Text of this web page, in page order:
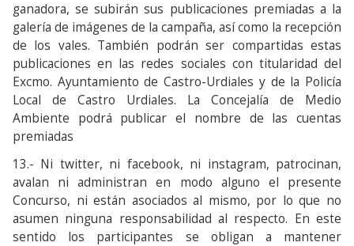
ganadora, se subirán sus publicaciones premiadas a la
galería de imágenes de la campaña, así como la recepción
de los vales. También podrán ser compartidas estas
publicaciones en las redes sociales con titularidad del
Excmo. Ayuntamiento de Castro-Urdiales y de la Policía
Local de Castro Urdiales. La Concejalía de Medio
Ambiente podrá publicar el nombre de las cuentas
premiadas
13.- Ni twitter, ni facebook, ni instagram, patrocinan,
avalan ni administran en modo alguno el presente
Concurso, ni están asociados al mismo, por lo que no
asumen ninguna responsabilidad al respecto. En este
sentido los participantes se obligan a mantener